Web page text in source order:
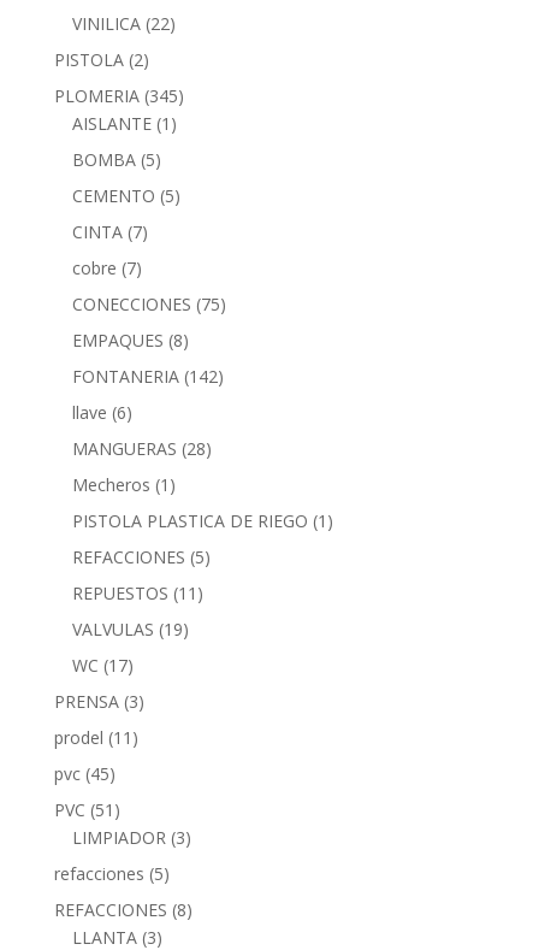
VINILICA (22)
PISTOLA (2)
PLOMERIA (345)
AISLANTE (1)
BOMBA (5)
CEMENTO (5)
CINTA (7)
cobre (7)
CONECCIONES (75)
EMPAQUES (8)
FONTANERIA (142)
llave (6)
MANGUERAS (28)
Mecheros (1)
PISTOLA PLASTICA DE RIEGO (1)
REFACCIONES (5)
REPUESTOS (11)
VALVULAS (19)
WC (17)
PRENSA (3)
prodel (11)
pvc (45)
PVC (51)
LIMPIADOR (3)
refacciones (5)
REFACCIONES (8)
LLANTA (3)